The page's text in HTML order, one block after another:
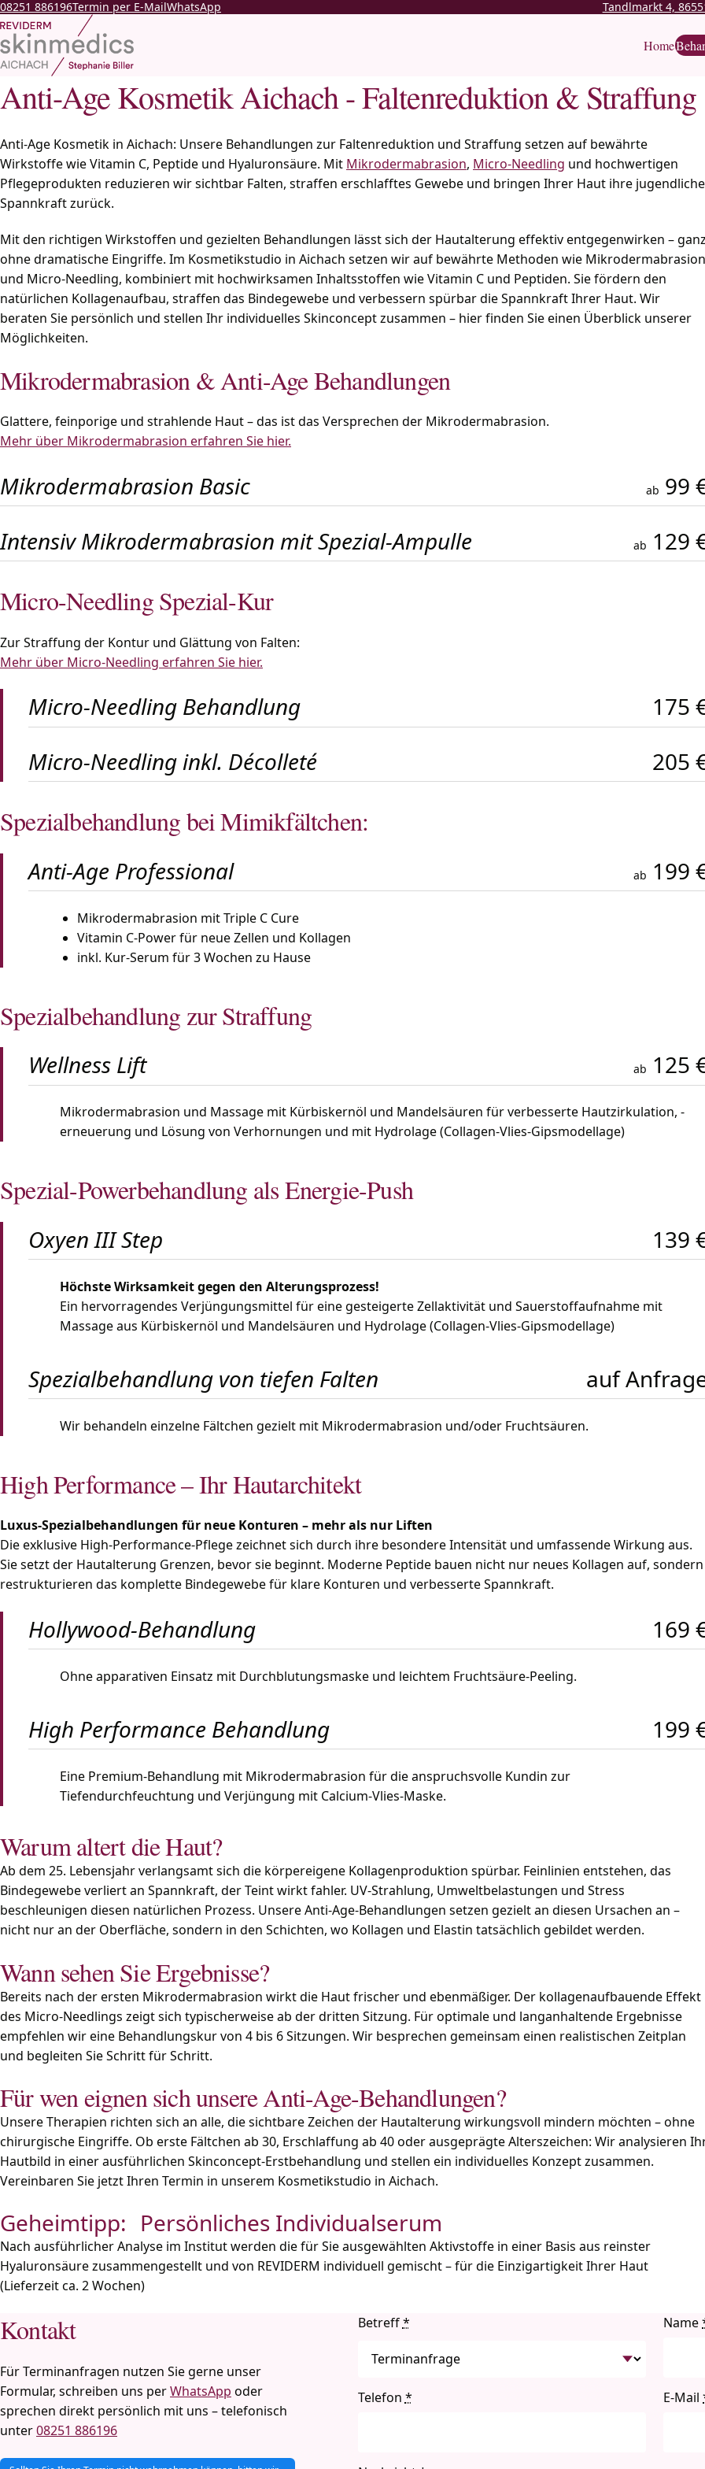
08251 886196Termin per E-MailWhatsApp Tandlmarkt 4,
Home
Anti-Age Kosmetik Aichach - Faltenreduktion & Straffung
Anti-Age Kosmetik in Aichach: Unsere Behandlungen zur Faltenreduktion und Straffung setzen auf bewährte
Wirkstoffe wie Vitamin C, Peptide und Hyaluronsäure. Mit Mikrodermabrasion, Micro-Needling und hochwertigen
Pflegeprodukten reduzieren wir sichtbar Falten, straffen erschlafftes Gewebe und bringen Ihrer Haut ihre jugendliche
Spannkraft zurück.
Mit den richtigen Wirkstoffen und gezielten Behandlungen lässt sich der Hautalterung effektiv entgegenwirken –
ohne dramatische Eingriffe. Im Kosmetikstudio in Aichach setzen wir auf bewährte Methoden wie Mikrodermabrasion
und Micro-Needling, kombiniert mit hochwirksamen Inhaltsstoffen wie Vitamin C und Peptiden. Sie fördern den
natürlichen Kollagenaufbau, straffen das Bindegewebe und verbessern spürbar die Spannkraft Ihrer Haut. Wir
beraten Sie persönlich und stellen Ihr individuelles Skinconcept zusammen – hier finden Sie einen Überblick unserer
Möglichkeiten.
Mikrodermabrasion & Anti-Age Behandlungen
Glattere, feinporige und strahlende Haut – das ist das Versprechen der Mikrodermabrasion.
Mehr über Mikrodermabrasion erfahren Sie hier.
Mikrodermabrasion Basic ab 99
Intensiv Mikrodermabrasion mit Spezial-Ampulle
ab 129
Micro-Needling Spezial-Kur
Zur Straffung der Kontur und Glättung von Falten:
Mehr über Micro-Needling erfahren Sie hier.
Micro-Needling Behandlung
175
Micro-Needling inkl. Décolleté
205
Spezialbehandlung bei Mimikfältchen:
Anti-Age Professional ab 199
Mikrodermabrasion mit Triple C Cure
Vitamin C-Power für neue Zellen und Kollagen
inkl. Kur-Serum für 3 Wochen zu Hause
Spezialbehandlung zur Straffung
Wellness Lift ab 125
Mikrodermabrasion und Massage mit Kürbiskernöl und Mandelsäuren für verbesserte Hautzirkulation, -
erneuerung und Lösung von Verhornungen und mit Hydrolage (Collagen-Vlies-Gipsmodellage)
Spezial-Powerbehandlung als Energie-Push
Oxyen III Step 139
Höchste Wirksamkeit gegen den Alterungsprozess!
Ein hervorragendes Verjüngungsmittel für eine gesteigerte Zellaktivität und Sauerstoffaufnahme mit
Massage aus Kürbiskernöl und Mandelsäuren und Hydrolage (Collagen-Vlies-Gipsmodellage)
Spezialbehandlung von tiefen Falten auf
Wir behandeln einzelne Fältchen gezielt mit Mikrodermabrasion und/oder Fruchtsäuren.
High Performance – Ihr Hautarchitekt
Luxus-Spezialbehandlungen für neue Konturen – mehr als nur Liften
Die exklusive High-Performance-Pflege zeichnet sich durch ihre besondere Intensität und umfassende Wirkung aus.
Sie setzt der Hautalterung Grenzen, bevor sie beginnt. Moderne Peptide bauen nicht nur neues Kollagen auf, sondern
restrukturieren das komplette Bindegewebe für klare Konturen und verbesserte Spannkraft.
Hollywood-Behandlung 169
Ohne apparativen Einsatz mit Durchblutungsmaske und leichtem Fruchtsäure-Peeling.
High Performance Behandlung 199
Eine Premium-Behandlung mit Mikrodermabrasion für die anspruchsvolle Kundin zur
Tiefendurchfeuchtung und Verjüngung mit Calcium-Vlies-Maske.
Warum altert die Haut?
Ab dem 25. Lebensjahr verlangsamt sich die körpereigene Kollagenproduktion spürbar. Feinlinien entstehen, das
Bindegewebe verliert an Spannkraft, der Teint wirkt fahler. UV-Strahlung, Umweltbelastungen und Stress
beschleunigen diesen natürlichen Prozess. Unsere Anti-Age-Behandlungen setzen gezielt an diesen Ursachen an –
nicht nur an der Oberfläche, sondern in den Schichten, wo Kollagen und Elastin tatsächlich gebildet werden.
Wann sehen Sie Ergebnisse?
Bereits nach der ersten Mikrodermabrasion wirkt die Haut frischer und ebenmäßiger. Der kollagenaufbauende Effekt
des Micro-Needlings zeigt sich typischerweise ab der dritten Sitzung. Für optimale und langanhaltende Ergebnisse
empfehlen wir eine Behandlungskur von 4 bis 6 Sitzungen. Wir besprechen gemeinsam einen realistischen Zeitplan
und begleiten Sie Schritt für Schritt.
Für wen eignen sich unsere Anti-Age-Behandlungen?
Unsere Therapien richten sich an alle, die sichtbare Zeichen der Hautalterung wirkungsvoll mindern möchten – ohne
chirurgische Eingriffe. Ob erste Fältchen ab 30, Erschlaffung ab 40 oder ausgeprägte Alterszeichen: Wir analysieren
Hautbild in einer ausführlichen Skinconcept-Erstbehandlung und stellen ein individuelles Konzept zusammen.
Vereinbaren Sie jetzt Ihren Termin in unserem Kosmetikstudio in Aichach.
Geheimtipp: Persönliches Individualserum
Nach ausführlicher Analyse im Institut werden die für Sie ausgewählten Aktivstoffe in einer Basis aus reinster
Hyaluronsäure zusammengestellt und von REVIDERM individuell gemischt – für die Einzigartigkeit Ihrer Haut
(Lieferzeit ca. 2 Wochen)
Kontakt
Für Terminanfragen nutzen Sie gerne unser
Formular, schreiben uns perWhatsApp oder
sprechen direkt persönlich mit uns – telefonisch
unter08251 886196
Betreff* Name
Telefon * E-Mail